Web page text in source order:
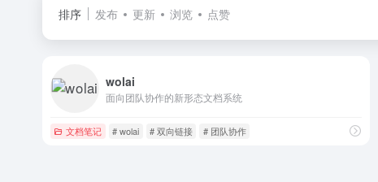
排序 发布 更新 浏览 点赞
wolai
面向团队协作的新形态文档系统
文档笔记 # wolai # 双向链接 # 团队协作